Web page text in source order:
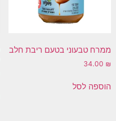
ממרח טבעוני בטעם ריבת חלב
34.00 ₪
הוספה לסל